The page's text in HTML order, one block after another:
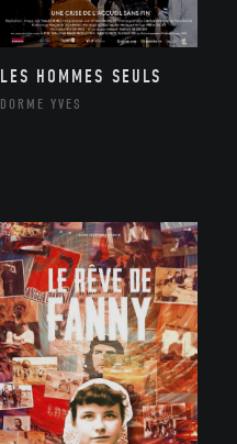
LES HOMMES SEULS
DORME YVES